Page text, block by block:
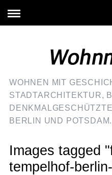
WOHNEN MIT
STADTARCHITEKTUR,
BERLIN UND POTSDAM.
Images tagged
tempelhof-